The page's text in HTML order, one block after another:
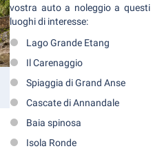
vostra auto a noleggio a questi
luoghi di interesse:
Lago Grande Etang
Il Carenaggio
Spiaggia di Grand Anse
Cascate di Annandale
Baia spinosa
Isola Ronde